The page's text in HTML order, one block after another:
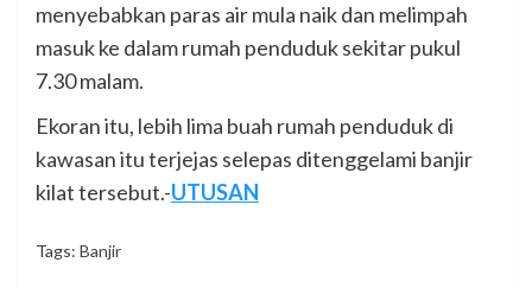
menyebabkan paras air mula naik dan melimpah
masuk ke dalam rumah penduduk sekitar pukul
7.30 malam.
Ekoran itu, lebih lima buah rumah penduduk di
kawasan itu terjejas selepas ditenggelami banjir
kilat tersebut.-UTUSAN
Tags: Banjir